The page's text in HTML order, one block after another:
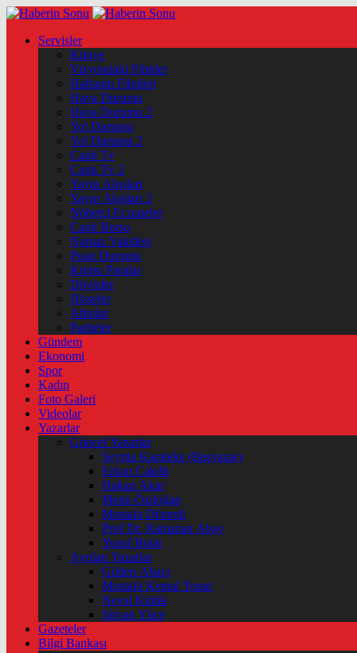
Servisler
Künye
Vizyondaki Filmler
Haftanin Filmleri
Hava Durumu
Hava Durumu 2
Yol Durumu
Yol Durumu 2
Canlı Tv
Canlı Tv 2
Yayın Akışları
Yayın Akışları 2
Nöbetçi Eczaneler
Canlı Borsa
Namaz Vakitleri
Puan Durumu
Kripto Paralar
Dövizler
Hisseler
Altınlar
Pariteler
Gündem
Ekonomi
Spor
Kadın
Foto Galeri
Videolar
Yazarlar
Güncel Yazarlar
Şeyma Karateke (Başyazar)
Erkan Çakıllı
Hakan Akın
Metin Özdoğan
Mustafa Düzenli
Prof Dr. Ramazan Abay
Yusuf Bolat
Ayrılan Yazarlar
Gülten Abacı
Mustafa Kemal Yonat
Neval Kütük
Şirvan Yüce
Gazeteler
Bilgi Bankası